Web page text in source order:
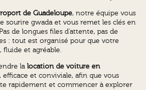
de Guadeloupe, notre équipe vous
sourire gwada et vous remet les clés en
de longues files d’attente, pas de
: tout est organisé pour que votre
fluide et agréable.
lalocation de voiture en
efficace et conviviale, afin que vous
rapidement et commencer à explorer